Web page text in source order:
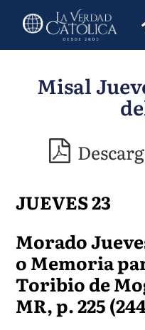
Misal
JUEVES 23
Morado
o Memoria
Toribio de
MR, p. 225